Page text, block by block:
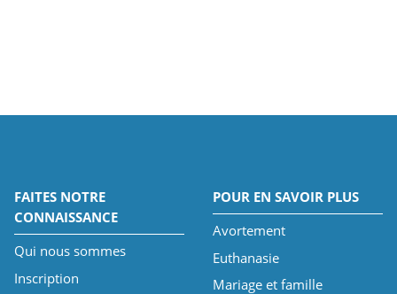
FAITES NOTRE
CONNAISSANCE
Qui nous sommes
Inscription
POUR EN SAVOIR PLUS
Avortement
Euthanasie
Mariage et famille